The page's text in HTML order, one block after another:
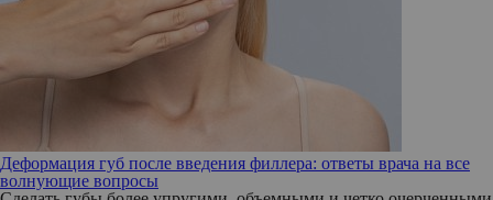
Деформация губ после введения филлера: ответы врача на все
волнующие вопросы